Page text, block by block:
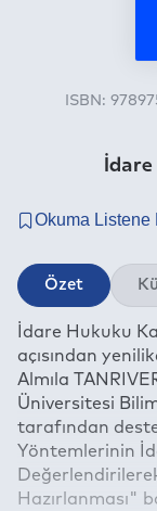
ISBN:
Özet
İdare Hukuku
açısından
Almıla
Üniversitesi
tarafından
Yöntemlerinin
Hazırlanması"